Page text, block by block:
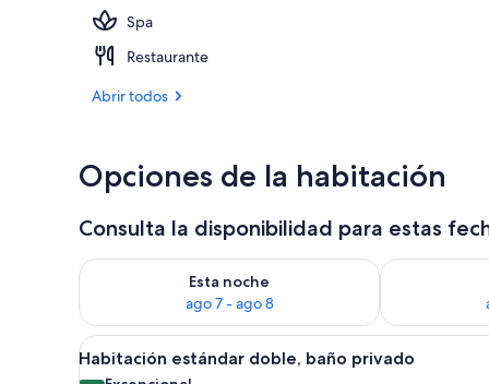
Spa
Restaurante
Abrir todos
Opciones de la habitación
Consulta la disponibilidad para estas
Esta noche
ago 7 - ago 8
Consulta la disponibilidad para esta noche, ago 7 -
Consulta la
Abrir
todas
Habitación de hotel con
7
Habitación estándar doble, baño privado